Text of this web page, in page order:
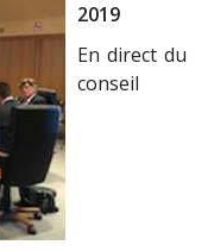
2019
En direct du
conseil